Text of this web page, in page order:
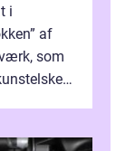
i
af
som